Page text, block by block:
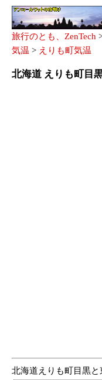
旅行のとも、ZenTech
気温 > えりも町気温
北海道 えりも町目
北海道えりも町目黒